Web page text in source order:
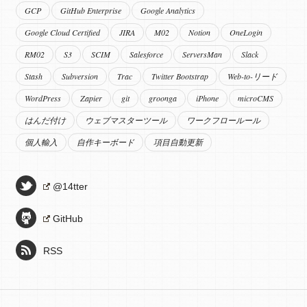
GCP GitHub Enterprise
Google Analytics
Google Cloud Certified
JIRA M02 Notion
OneLogin
RM02
S3 SCIM Salesforce ServersMan
Slack
Stash
Subversion Trac Twitter Bootstrap
Web-to-リード
WordPress
Zapier git groonga iPhone
microCMS
はんだ付け
ウェブマスターツール
ワークフロールール
個人輸入
自作キーボード 項目自動更新
@14tter
GitHub
RSS